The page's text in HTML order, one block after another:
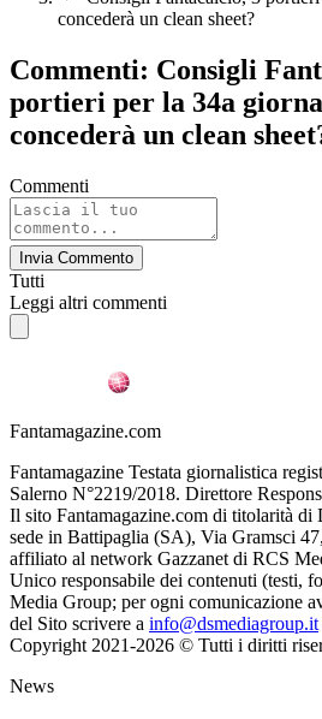
concederà un clean sheet?
Commenti: Consigli
portieri per la 34a
concederà un clean
Commenti
Invia Commento
Tutti
Leggi altri commenti
Fantamagazine.com
Fantamagazine Testata giornalistica
Salerno N°2219/2018. Direttore
Il sito Fantamagazine.com di titolarità di
sede in Battipaglia (SA), Via Gramsci
affiliato al network Gazzanet di RCS
Unico responsabile dei contenuti (testi,
Media Group; per ogni comunicazione
del Sito scrivere a info@dsmediagroup.it
Copyright 2021-2026 © Tutti i diritti
News